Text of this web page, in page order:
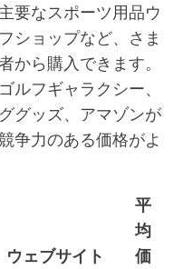
要なスポーツ用品ウ
ショップなど、さま
から購入できます。
ルフギャラクシー、
グッズ、アマゾンが
争力のある価格がよ
ウェブサイト
平
均
価